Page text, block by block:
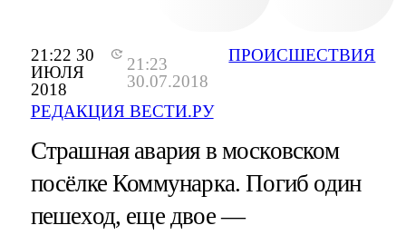
21:22 30
ИЮЛЯ
2018
21:23
30.07.2018
РЕДАКЦИЯ ВЕСТИ.РУ
ПРОИСШЕСТВИЯ
Страшная авария в московском
посёлке Коммунарка. Погиб один
пешеход, еще двое —